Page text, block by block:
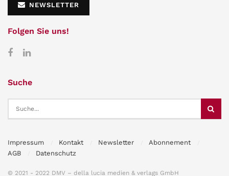
NEWSLETTER
Folgen Sie uns!
Suche
Impressum Kontakt Newsletter
Abonnement
AGB
Datenschutz
© 2021 - 2022 DMV – della lucia medien & verlags GmbH